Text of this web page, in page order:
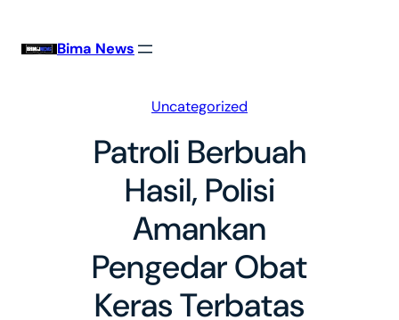
Bima News
Uncategorized
Patroli Berbuah
Hasil, Polisi
Amankan
Pengedar Obat
Keras Terbatas